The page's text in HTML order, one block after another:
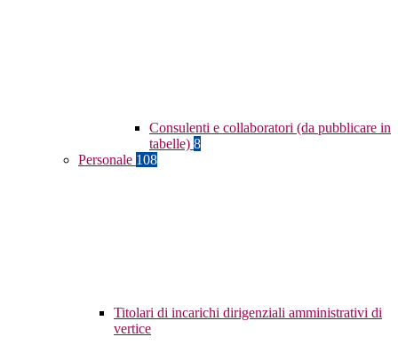
Consulenti e collaboratori (da pubblicare in
tabelle) 8
Personale 108
Titolari di incarichi dirigenziali amministrativi di
vertice